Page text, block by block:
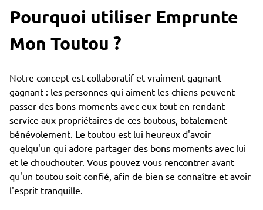
Pourquoi utiliser Emprunte
Mon Toutou ?
Notre concept est collaboratif et vraiment gagnant-
gagnant : les personnes qui aiment les chiens peuvent
passer des bons moments avec eux tout en rendant
service aux propriétaires de ces toutous, totalement
bénévolement. Le toutou est lui heureux d'avoir
quelqu'un qui adore partager des bons moments avec lui
et le chouchouter. Vous pouvez vous rencontrer avant
qu'un toutou soit confié, afin de bien se connaître et avoir
l'esprit tranquille.